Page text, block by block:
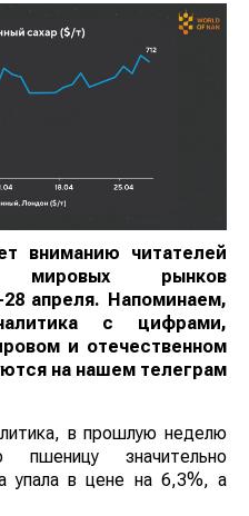
вниманию читателей
мировых рынков
28 апреля. Напоминаем,
с цифрами,
и отечественном
на нашем телеграм
в прошлую неделю
значительно
упала в цене на 6,3%, а